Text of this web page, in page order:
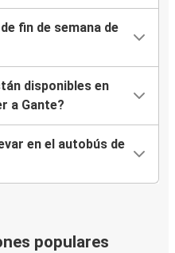
fin de semana de
disponibles en
a Gante?
en el autobús de
populares